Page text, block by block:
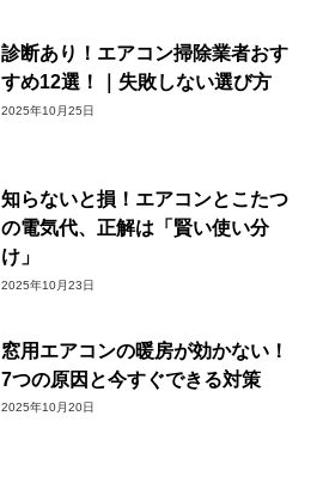
診断あり！エアコン掃除業者おす
すめ12選！｜失敗しない選び方
2025年10月25日
知らないと損！エアコンとこたつ
の電気代、正解は「賢い使い分
け」
2025年10月23日
窓用エアコンの暖房が効かない！
7つの原因と今すぐできる対策
2025年10月20日